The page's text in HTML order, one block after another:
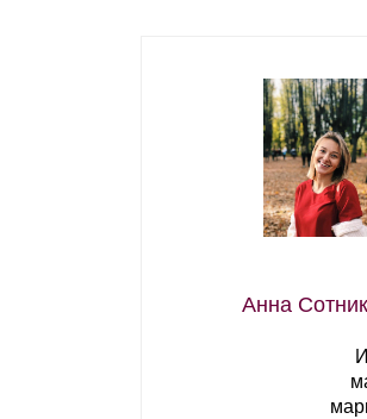
Анна